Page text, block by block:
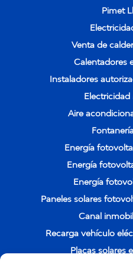
Pimet
Venta de
Calentadores
Instaladores
Aire
Energía
Energía
Energía
Paneles solares
Canal
Recarga vehículo
Placas solares